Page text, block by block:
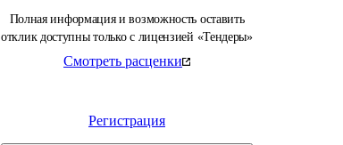
Полная информация и возможность оставить
отклик доступны только с лицензией «Тендеры»
Смотреть расценки
Регистрация